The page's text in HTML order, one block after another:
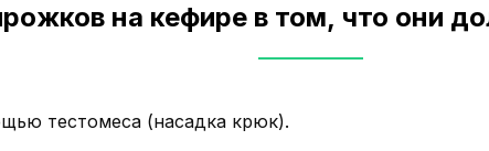
на кефире в том, что они
тестомеса (насадка крюк).